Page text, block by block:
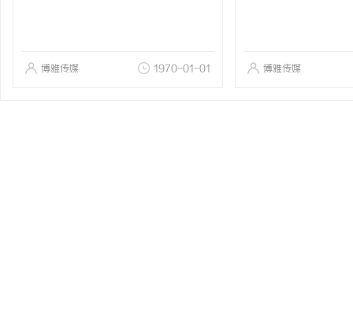
博雅传媒 1970-01-01 博雅传媒